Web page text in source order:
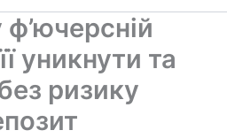
ф’ючерсній
уникнути та
ризику